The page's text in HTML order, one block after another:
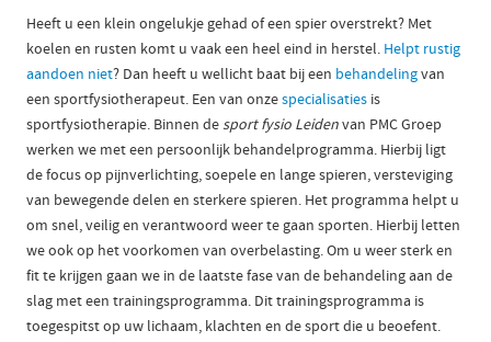
Heeft u een klein ongelukje gehad of een spier overstrekt? Met
koelen en rusten komt u vaak een heel eind in herstel. Helpt rustig
aandoen niet? Dan heeft u wellicht baat bij een behandelingvan
een sportfysiotherapeut. Een van onzespecialisaties is
sportfysiotherapie. Binnen desport fysio Leidenvan PMC Groep
werken we met een persoonlijk behandelprogramma. Hierbij ligt
de focus op pijnverlichting, soepele en lange spieren, versteviging
van bewegende delen en sterkere spieren. Het programma helpt u
om snel, veilig en verantwoord weer te gaan sporten. Hierbij letten
we ook op het voorkomen van overbelasting. Om u weer sterk en
fit te krijgen gaan we in de laatste fase van de behandeling aan de
slag met een trainingsprogramma. Dit trainingsprogramma is
toegespitst op uw lichaam, klachten en de sport die u beoefent.